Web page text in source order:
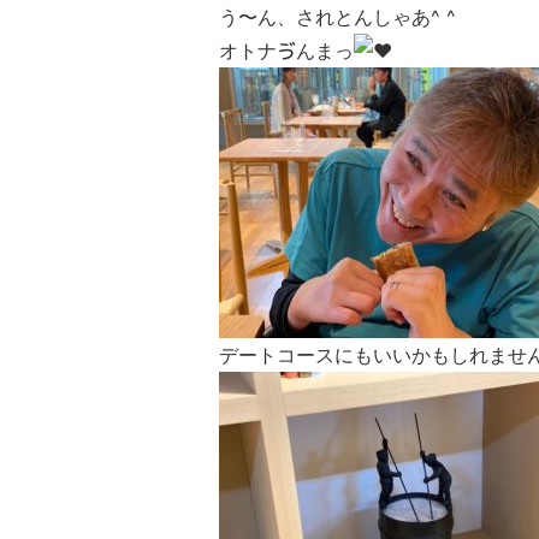
う〜ん、されとんしゃあ^ ^
オトナゔんまっ
デートコースにもいいかもしれませ